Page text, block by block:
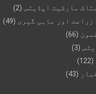
مارکیٹ اپڈیٹس (2)
زراعت اور ماہی گیری (49)
(66)
(3)
(122)
(43)